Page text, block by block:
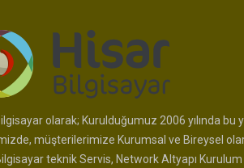
olarak; Kurulduğumuz 2006 yılında bu
müşterilerimize Kurumsal ve Bireysel
teknik Servis, Network Altyapı